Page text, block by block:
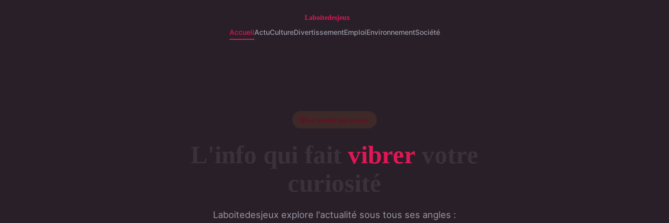
AccueilActuCultureDivertissementEmploiEnvironnementSociété
🎲 Le média qui bouge
vibrer
Laboitedesjeux explore l'actualité sous tous ses angles :